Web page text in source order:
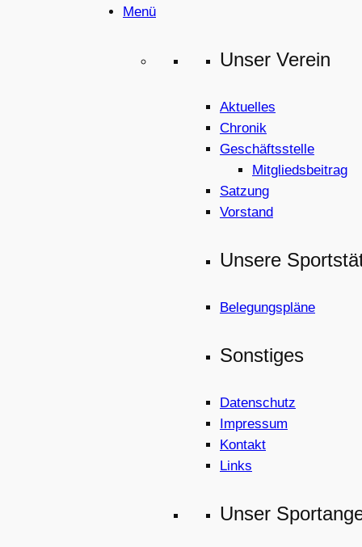
Menü
Unser Verein
Aktuelles
Chronik
Geschäftsstelle
Mitgliedsbeitrag
Satzung
Vorstand
Unsere
Belegungspläne
Sonstiges
Datenschutz
Impressum
Kontakt
Links
Unser